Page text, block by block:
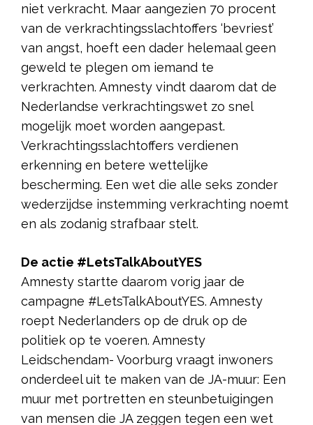
niet verkracht. Maar aangezien 70 procent
van de verkrachtingsslachtoffers ‘bevriest’
van angst, hoeft een dader helemaal geen
geweld te plegen om iemand te
verkrachten. Amnesty vindt daarom dat de
Nederlandse verkrachtingswet zo snel
mogelijk moet worden aangepast.
Verkrachtingsslachtoffers verdienen
erkenning en betere wettelijke
bescherming. Een wet die alle seks zonder
wederzijdse instemming verkrachting noemt
en als zodanig strafbaar stelt.
De actie #LetsTalkAboutYES
Amnesty startte daarom vorig jaar de
campagne #LetsTalkAboutYES. Amnesty
roept Nederlanders op de druk op de
politiek op te voeren. Amnesty
Leidschendam- Voorburg vraagt inwoners
onderdeel uit te maken van de JA-muur: Een
muur met portretten en steunbetuigingen
van mensen die JA zeggen tegen een wet